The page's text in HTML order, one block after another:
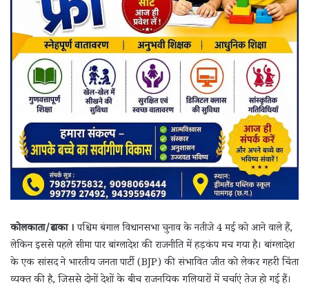
कोलकाता/ढाका ।पश्चिम बंगाल विधानसभा चुनाव के नतीजे 4 मई को आने वाले हैं,
लेकिन इससे पहले सीमा पार बांग्लादेश की राजनीति में हड़कंप मच गया है। बांग्लादेश
के एक सांसद ने भारतीय जनता पार्टी (BJP) की संभावित जीत को लेकर गहरी चिंता
व्यक्त की है, जिससे दोनों देशों के बीच राजनयिक गलियारों में चर्चाएं तेज हो गई हैं।